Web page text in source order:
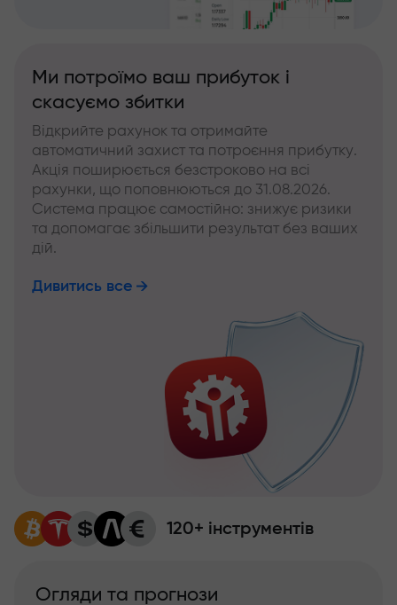
Ми потроїмо ваш прибуток і
скасуємо збитки
Відкрийте рахунок та отримайте
автоматичний захист та потроєння прибутку.
Акція поширюється безстроково на всі
рахунки, що поповнюються до 31.08.2026.
Система працює самостійно: знижує ризики
та допомагає збільшити результат без ваших
дій.
Дивитись все
120+ інструментів
Огляди та прогнози